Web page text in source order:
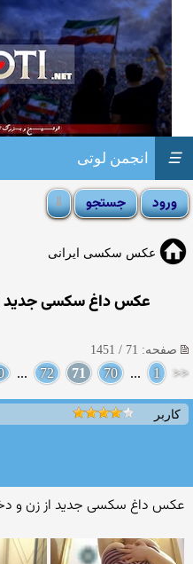
انجمن لوتی ☰
عکس سکسی ایرانی
عکس داغ سکسی جدید
صفحه: 71 / 1451
<<
1
...
70
71
72
...
کاربر
عکس داغ سکسی جدید از زن و